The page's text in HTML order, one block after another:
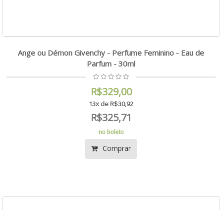
Ange ou Démon Givenchy - Perfume Feminino - Eau de
Parfum - 30ml
R$329,00
13x de R$30,92
R$325,71
no boleto
Comprar